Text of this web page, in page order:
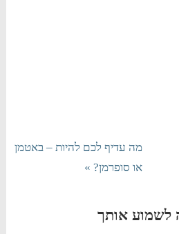
מה עדיף לכם להיות – באטמן
או סופרמן? »
לשמוע אותך